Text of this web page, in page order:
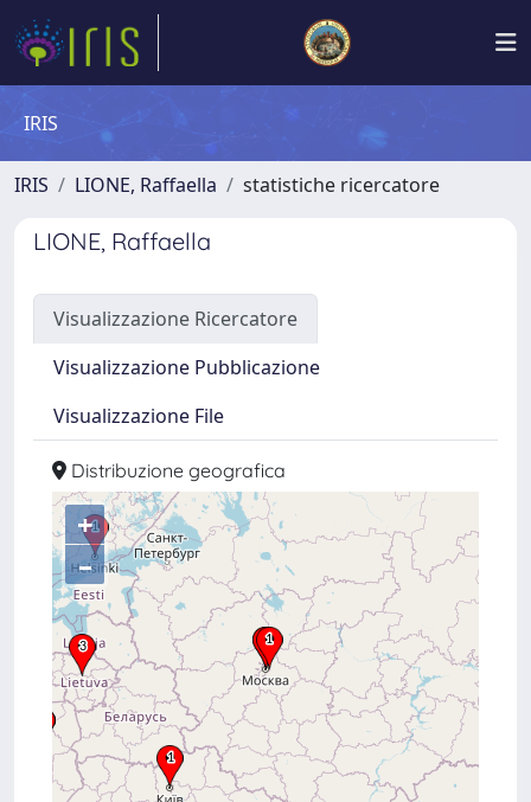
IRIS
IRIS LIONE, Raffaella statistiche ricercatore
LIONE, Raffaella
Visualizzazione Ricercatore
Visualizzazione Pubblicazione
Visualizzazione File
Distribuzione geografica
+
–